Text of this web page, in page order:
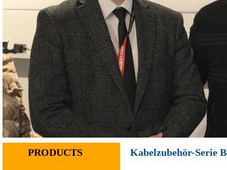
PRODUCTS Kabelzubehör-Serie